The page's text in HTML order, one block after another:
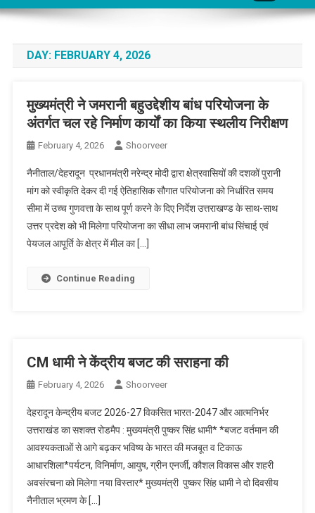
DAY: FEBRUARY 4, 2026
मुख्यमंत्री ने जमरानी बहुउद्देशीय बांध परियोजना के
अंतर्गत चल रहे निर्माण कार्यों का किया स्थलीय निरीक्षण
February 4, 2026 Shoorveer
नैनीताल/देहरादून प्रधानमंत्री नरेन्द्र मोदी द्वारा क्षेत्रवासियों की दशकों पुरानी
मांग को स्वीकृति देकर दी गई ऐतिहासिक सौगात परियोजना को निर्धारित समय
सीमा में उच्च गुणवत्ता के साथ पूर्ण करने के दिए निर्देश उत्तराखण्ड के साथ-साथ
उत्तर प्रदेश को भी मिलेगा परियोजना का सीधा लाभ जमरानी बांध सिंचाई एवं
पेयजल आपूर्ति के क्षेत्र में मील का […]
Continue Reading
CM धामी ने केंद्रीय बजट की सराहना की
February 4, 2026 Shoorveer
देहरादून केन्द्रीय बजट 2026-27 विकसित भारत-2047 और आत्मनिर्भर
उत्तराखंड का सशक्त रोडमैप : मुख्यमंत्री पुष्कर सिंह धामी* *बजट वर्तमान की
आवश्यकताओं से आगे बढ़कर भविष्य के भारत की मजबूत व टिकाऊ
आधारशिला*पर्यटन, विनिर्माण, आयुष, ग्रीन एनर्जी, कौशल विकास और शहरी
अवसंरचना को मिलेगा नया विस्तार* मुख्यमंत्री पुष्कर सिंह धामी ने दो दिवसीय
नैनीताल भ्रमण के […]